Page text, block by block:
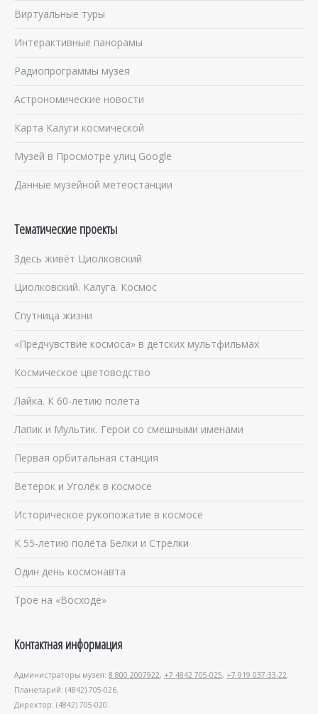
Виртуальные туры
Интерактивные панорамы
Радиопрограммы музея
Астрономические новости
Карта Калуги космической
Музей в Просмотре улиц Google
Данные музейной метеостанции
Тематические проекты
Здесь живёт Циолковский
Циолковский. Калуга. Космос
Спутница жизни
«Предчувствие космоса» в детских мультфильмах
Космическое цветоводство
Лайка. К 60-летию полета
Лапик и Мультик. Герои со смешными именами
Первая орбитальная станция
Ветерок и Уголёк в космосе
Историческое рукопожатие в космосе
К 55-летию полёта Белки и Стрелки
Один день космонавта
Трое на «Восходе»
Контактная информация
Администраторы музея: 8 800 2007922, +7 4842 705-025, +7 919 037-33-22.
Планетарий: (4842) 705-026.
Директор: (4842) 705-020.